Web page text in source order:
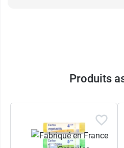
Produits